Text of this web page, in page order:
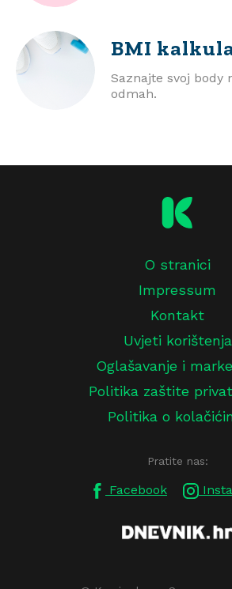
BMI
Saznajte svoj body
odmah.
O stranici
Impressum
Kontakt
Uvjeti korištenja
Oglašavanje i
Politika zaštite
Politika o
Pratite nas:
Facebook